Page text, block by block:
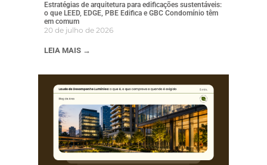
Estratégias de arquitetura para edificações sustentáveis:
o que LEED, EDGE, PBE Edifica e GBC Condomínio têm
em comum
20 de julho de 2026
LEIA MAIS →